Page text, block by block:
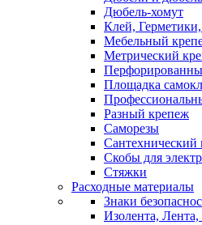
Дюбель-хомут
Клей,
Мебельный
Метрический
Площадка
Разный крепеж
Саморезы
Сантехнический
Скобы для
Стяжки
Расходные материалы
Знаки
Изолента, Лента,